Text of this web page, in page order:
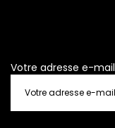
Votre adresse e-mail